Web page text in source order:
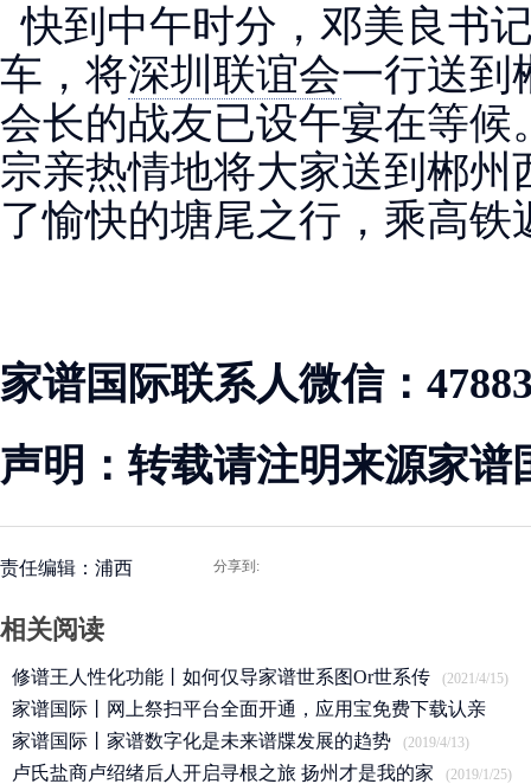
快到中午时分，邓美良书
车，将深圳联谊会一行送到
会长的战友已设午宴在等
宗亲热情地将大家送到郴
了愉快的塘尾之行，乘高铁
家谱国际联系人微信：
声明：转载请注明来源家谱
责任编辑：浦西 分享到:
相关阅读
修谱王人性化功能丨如何仅导家谱世系图Or世系传 (2021/4/15)
家谱国际丨网上祭扫平台全面开通，应用宝免费下载认亲
APP
(2020/3/25)
家谱国际丨家谱数字化是未来谱牒发展的趋势 (2019/4/13)
卢氏盐商卢绍绪后人开启寻根之旅 扬州才是我的家 (2019/1/25)